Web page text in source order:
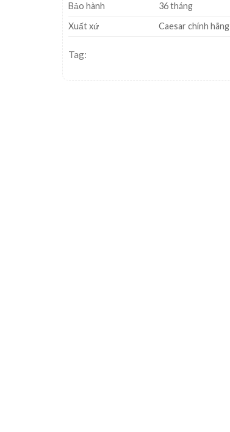
Bảo hành
36 tháng
Xuất xứ
Caesar chính hãng
Tag: